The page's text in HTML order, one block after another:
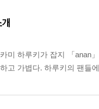
미 하루키가 잡지 「anan
고 가볍다. 하루키의 팬들